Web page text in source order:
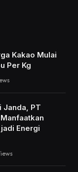
Kakao Mulai
Per Kg
Janda, PT
Energi